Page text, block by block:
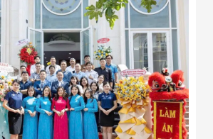
Ngành Công An
- Quân Đội
Giải Pháp Bãi
Giữ Xe Thông
Minh
Sản Phẩm
THIẾT BỊ AN
NINH
Camera Thông
Minh